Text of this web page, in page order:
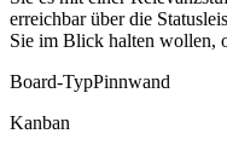
erreichbar über die
Sie im Blick halten wollen,
Board-TypPinnwand
Kanban